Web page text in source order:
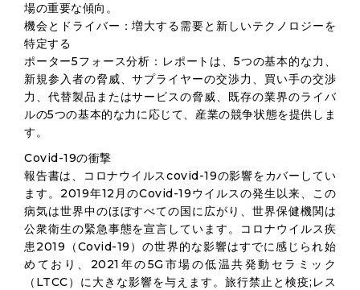
場の重要な傾向。
機会とドライバー：増大する需要と新しいテクノロジーを
特定する
ポーター5フォース分析：レポートは、5つの基本的な力、
新規参入者の脅威、サプライヤーの交渉力、買い手の交渉
力、代替製品またはサービスの脅威、既存の業界のライバ
ルの5つの基本的な力に応じて、産業の競争状態を提供しま
す。
Covid-19の衝撃
報告書は、コロナウイルスcovid-19の影響をカバーしてい
ます。2019年12月のCovid-19ウイルスの発生以来、この
病気は世界中のほぼすべての国に広がり、世界保健機関は
公衆衛生の緊急事態を宣言しています。コロナウイルス疾
患2019（Covid-19）の世界的な影響はすでに感じられ始
めており、2021年の5G市場の低温共発動セラミック
（LTCC）に大きな影響を与えます。旅行禁止と検疫;レス